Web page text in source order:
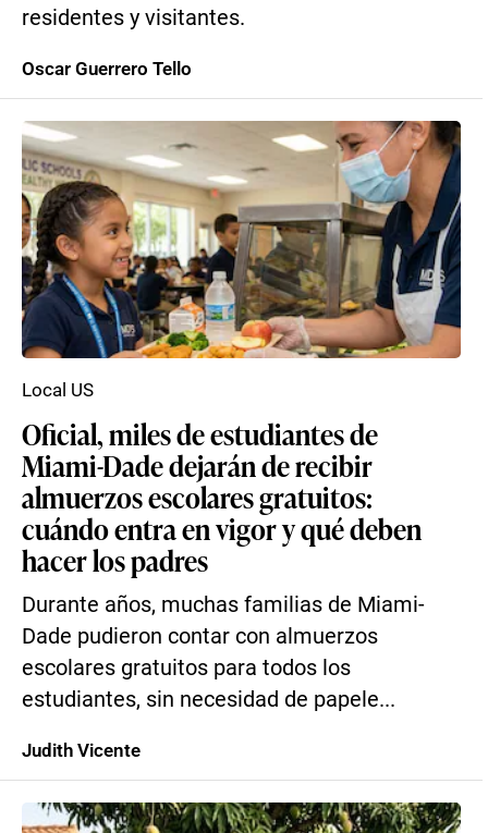
residentes y visitantes.
Oscar Guerrero Tello
Oficial, miles de estudiantes de
Miami-Dade dejarán de recibir
almuerzos escolares gratuitos:
cuándo entra en vigor y qué deben
hacer los padres
Durante años, muchas familias de Miami-
Dade pudieron contar con almuerzos
escolares gratuitos para todos los
estudiantes, sin necesidad de papele...
Local US
Judith Vicente